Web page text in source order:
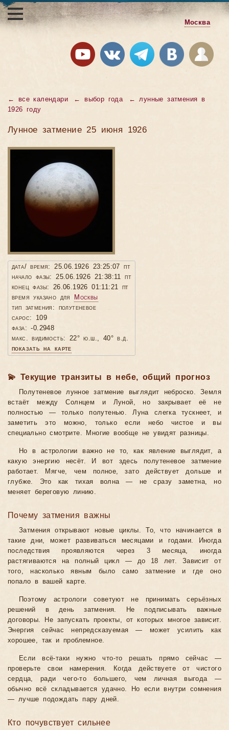
Москва
← все календари ← выбор года ←лунные затмения в
1926 году
Лунное затмение 25 июня 1926
дата/ время: 25.06.1926 23:25:07 пт
начало фазы: 25.06.1926 21:38:11 пт
конец фазы: 26.06.1926 01:11:21 пт
время указано для Москвы
тип затмения: полутеневое
сарос: 109
фаза: -0.2948
макс. видимость: 22° ю.ш., 40° в.д.
показать на карте
💫 Текущие транзиты в небе, общий прогноз
Полутеневое лунное затмение выглядит неброско. Земля
встаёт между Солнцем и Луной, но закрывает её не
полностью — только полутенью. Луна слегка тускнеет, и
заметить это можно, только если небо чистое и вы
специально смотрите. Многие вообще не увидят разницы.
Но в астрологии важно не то, как явление выглядит, а
какую энергию несёт. И вот здесь полутеневое затмение
работает. Мягче, чем полное, зато действует дольше и
глубже. Это как тихая волна — не сразу заметна, но
меняет береговую линию.
Почему затмения важны
Затмения открывают новые циклы. То, что начинается в
такие дни, может развиваться месяцами и годами. Иногда
последствия проявляются через 3 месяца, иногда
растягиваются на полный цикл — до 18 лет. Зависит от
того, насколько явным было само затмение и где оно
попало в вашей карте.
Поэтому астрологи советуют не принимать серьёзных
решений в день затмения. Не подписывать важные
договоры. Не запускать проекты, от которых многое зависит.
Энергия сейчас непредсказуемая — может усилить как
хорошее, так и проблемное.
Если всё-таки нужно что-то решать прямо сейчас —
проверьте свои намерения. Когда действуете от чистого
сердца, ради чего-то большего, чем личная выгода —
обычно всё складывается удачно. Но если внутри сомнения
— лучше подождать пару дней.
Кто почувствует сильнее